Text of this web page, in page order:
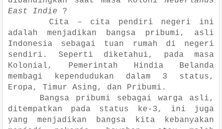
East Indie ?
Cita – cita pendiri negeri ini
adalah menjadikan bangsa pribumi, asli
Indonesia sebagai tuan rumah di negeri
sendiri. Seperti diketahui, pada masa
Kolonial, Pemerintah Hindia Belanda
membagi kependudukan dalam 3 status,
Eropa, Timur Asing, dan Pribumi.
Bangsa pribumi sebagai warga asli,
ditempatkan pada status ke-3, ini juga
yang menjadikan bangsa kita kebanyakan